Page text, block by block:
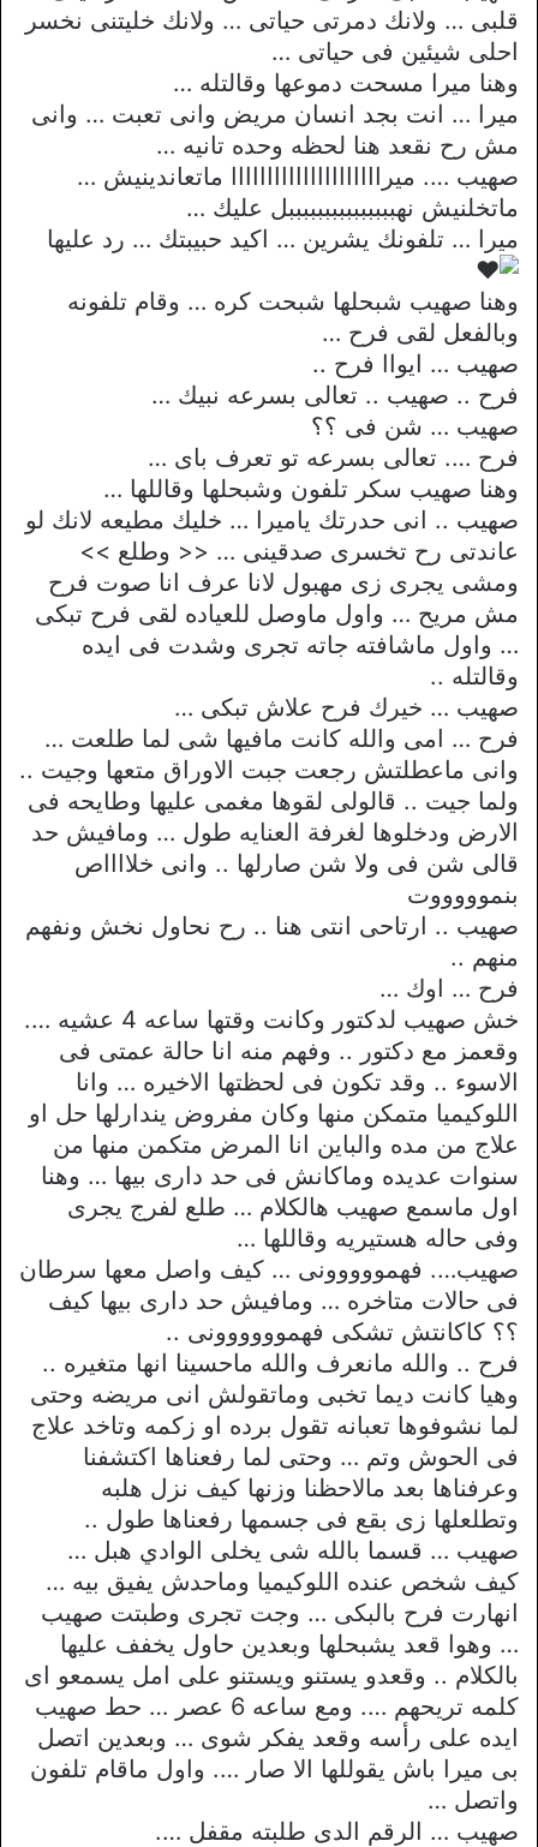
قلبى … ولانك دمرتى حياتى … ولانك خليتنى نخسر
احلى شيئين فى حياتى …
وهنا ميرا مسحت دموعها وقالتله …
ميرا … انت بجد انسان مريض وانى تعبت … وانى
مش رح نقعد هنا لحظه وحده تانيه …
صهيب …. ميرااااااااااااااااااااا ماتعاندينيش …
ماتخلنيش نهبببببببببببببببل عليك …
ميرا … تلفونك يشرين … اكيد حبيبتك … رد عليها
وهنا صهيب شبحلها شبحت كره … وقام تلفونه
وبالفعل لقى فرح …
صهيب … ايواا فرح ..
فرح .. صهيب .. تعالى بسرعه نبيك …
صهيب … شن فى ؟؟
فرح …. تعالى بسرعه تو تعرف باى …
وهنا صهيب سكر تلفون وشبحلها وقاللها …
صهيب .. انى حدرتك ياميرا … خليك مطيعه لانك لو
عاندتى رح تخسرى صدقينى … << وطلع >>
ومشى يجرى زى مهبول لانا عرف انا صوت فرح
مش مريح … واول ماوصل للعياده لقى فرح تبكى
… واول ماشافته جاته تجرى وشدت فى ايده
وقالتله ..
صهيب … خيرك فرح علاش تبكى …
فرح … امى والله كانت مافيها شى لما طلعت …
وانى ماعطلتش رجعت جبت الاوراق متعها وجيت ..
ولما جيت .. قالولى لقوها مغمى عليها وطايحه فى
الارض ودخلوها لغرفة العنايه طول … ومافيش حد
قالى شن فى ولا شن صارلها .. وانى خلااااص
بنموووووت
صهيب .. ارتاحى انتى هنا .. رح نحاول نخش ونفهم
منهم ..
فرح … اوك …
خش صهيب لدكتور وكانت وقتها ساعه 4 عشيه ….
وقعمز مع دكتور .. وفهم منه انا حالة عمتى فى
الاسوء .. وقد تكون فى لحظتها الاخيره … وانا
اللوكيميا متمكن منها وكان مفروض يندارلها حل او
علاج من مده والباين انا المرض متكمن منها من
سنوات عديده وماكانش فى حد دارى بيها … وهنا
اول ماسمع صهيب هالكلام … طلع لفرج يجرى
وفى حاله هستيريه وقاللها …
صهيب…. فهمووووونى … كيف واصل معها سرطان
فى حالات متاخره … ومافيش حد دارى بيها كيف
؟؟ كاكانتش تشكى فهموووووونى ..
فرح .. والله مانعرف والله ماحسينا انها متغيره ..
وهيا كانت ديما تخبى وماتقولش انى مريضه وحتى
لما نشوفوها تعبانه تقول برده او زكمه وتاخد علاج
فى الحوش وتم … وحتى لما رفعناها اكتشفنا
وعرفناها بعد مالاحظنا وزنها كيف نزل هلبه
وتطلعلها زى بقع فى جسمها رفعناها طول ..
صهيب … قسما بالله شى يخلى الوادي هبل …
كيف شخص عنده اللوكيميا وماحدش يفيق بيه …
انهارت فرح بالبكى … وجت تجرى وطبتت صهيب
… وهوا قعد يشبحلها وبعدين حاول يخفف عليها
بالكلام .. وقعدو يستنو ويستنو على امل يسمعو اى
كلمه تريحهم …. ومع ساعه 6 عصر … حط صهيب
ايده على رأسه وقعد يفكر شوى … وبعدين اتصل
بى ميرا باش يقوللها الا صار …. واول ماقام تلفون
واتصل …
صهيب … الرقم الدى طلبته مقفل ….